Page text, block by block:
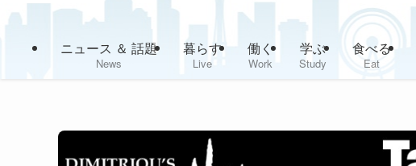
ニュース ＆ 話題
News
暮らす
Live
働く
Work
学ぶ
Study
食べる
Eat